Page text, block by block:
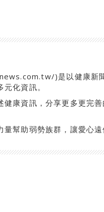
)是以健康新聞
化資訊。
健康資訊，分享更多更完
幫助弱勢族群，讓愛心遠